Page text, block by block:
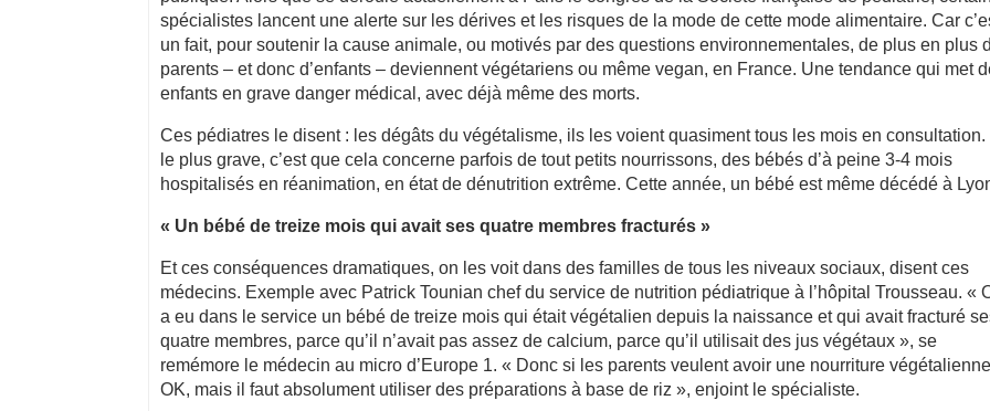
spécialistes lancent une alerte sur les dérives et les risques de la mode de cette mode alimentaire. Car
un fait, pour soutenir la cause animale, ou motivés par des questions environnementales, de plus en plus
parents – et donc d’enfants – deviennent végétariens ou même vegan, en France. Une tendance qui met
enfants en grave danger médical, avec déjà même des morts.
Ces pédiatres le disent : les dégâts du végétalisme, ils les voient quasiment tous les mois en consultation.
le plus grave, c’est que cela concerne parfois de tout petits nourrissons, des bébés d’à peine 3-4 mois
hospitalisés en réanimation, en état de dénutrition extrême. Cette année, un bébé est même décédé à
« Un bébé de treize mois qui avait ses quatre membres fracturés »
Et ces conséquences dramatiques, on les voit dans des familles de tous les niveaux sociaux, disent ces
médecins. Exemple avec Patrick Tounian chef du service de nutrition pédiatrique à l’hôpital Trousseau. «
a eu dans le service un bébé de treize mois qui était végétalien depuis la naissance et qui avait fracturé
quatre membres, parce qu’il n’avait pas assez de calcium, parce qu’il utilisait des jus végétaux », se
remémore le médecin au micro d’Europe 1. « Donc si les parents veulent avoir une nourriture
OK, mais il faut absolument utiliser des préparations à base de riz », enjoint le spécialiste.